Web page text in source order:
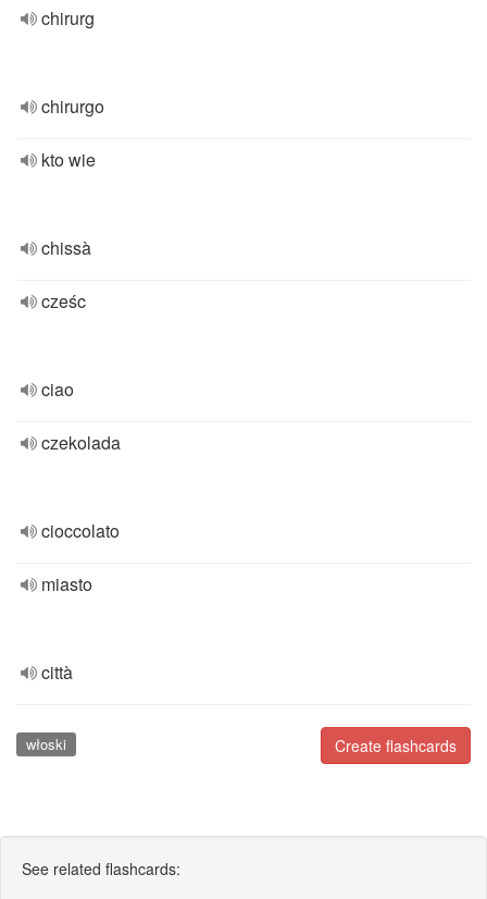
chirurg
chirurgo
kto wie
chissà
cześc
ciao
czekolada
cioccolato
miasto
città
Create flashcards
włoski
See related flashcards: